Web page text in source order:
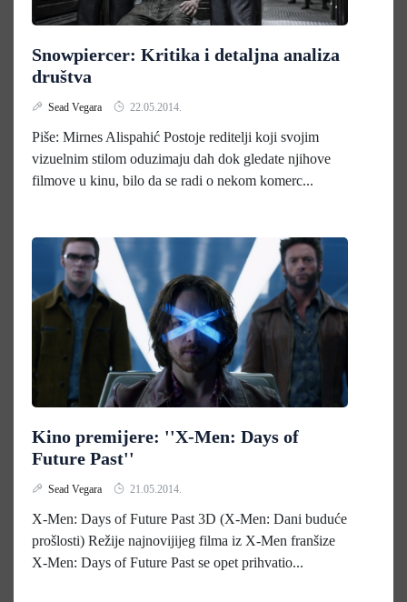
Snowpiercer: Kritika i detaljna analiza
društva
Sead Vegara 22.05.2014.
Piše: Mirnes Alispahić Postoje reditelji koji svojim
vizuelnim stilom oduzimaju dah dok gledate njihove
filmove u kinu, bilo da se radi o nekom komerc...
Kino premijere: ''X-Men: Days of
Future Past''
Sead Vegara 21.05.2014.
X-Men: Days of Future Past 3D (X-Men: Dani buduće
prošlosti) Režije najnovijijeg filma iz X-Men franšize
X-Men: Days of Future Past se opet prihvatio...